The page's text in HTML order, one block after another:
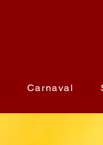
Carnaval